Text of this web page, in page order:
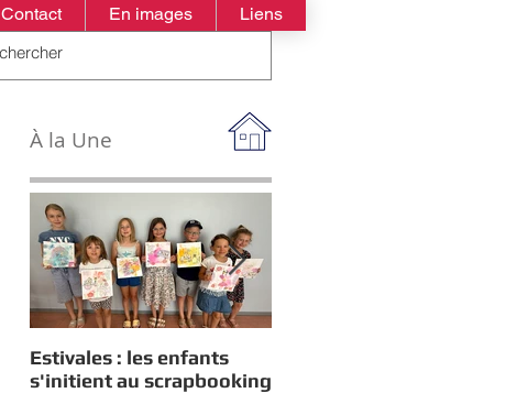
Contact En images Liens
À la Une
Estivales : les enfants
s'initient au scrapbooking